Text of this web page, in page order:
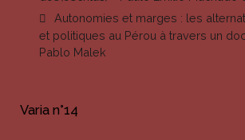
Autonomies et marges : les
et politiques au Pérou à travers un
Pablo Malek
Varia n°14